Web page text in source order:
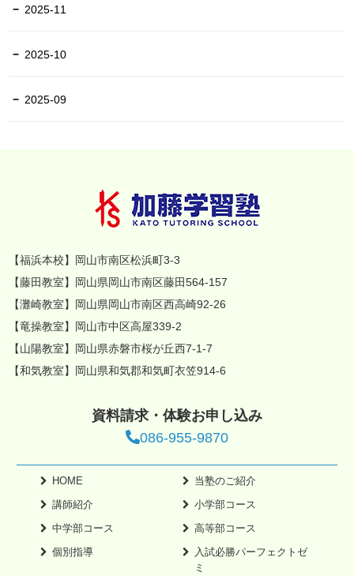
2025-11
2025-10
2025-09
【福浜本校】岡山市南区松浜町3-3
【藤田教室】岡山県岡山市南区藤田564-157
【灘崎教室】岡山県岡山市南区西高崎92-26
【竜操教室】岡山市中区高屋339-2
【山陽教室】岡山県赤磐市桜が丘西7-1-7
【和気教室】岡山県和気郡和気町衣笠914-6
資料請求・体験お申し込み
086-955-9870
HOME
当塾のご紹介
講師紹介
小学部コース
中学部コース
高等部コース
個別指導
入試必勝パーフェクトゼ
ミ